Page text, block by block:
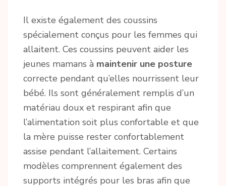
Il existe également des coussins
spécialement conçus pour les femmes qui
allaitent. Ces coussins peuvent aider les
jeunes mamans à maintenir une posture
correcte pendant qu’elles nourrissent leur
bébé. Ils sont généralement remplis d’un
matériau doux et respirant afin que
l’alimentation soit plus confortable et que
la mère puisse rester confortablement
assise pendant l’allaitement. Certains
modèles comprennent également des
supports intégrés pour les bras afin que